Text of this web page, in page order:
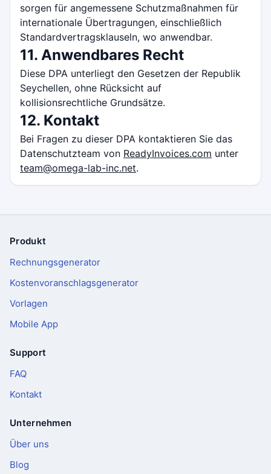
sorgen für angemessene Schutzmaßnahmen für
internationale Übertragungen, einschließlich
Standardvertragsklauseln, wo anwendbar.
11. Anwendbares Recht
Diese DPA unterliegt den Gesetzen der Republik
Seychellen, ohne Rücksicht auf
kollisionsrechtliche Grundsätze.
12. Kontakt
Bei Fragen zu dieser DPA kontaktieren Sie das
Datenschutzteam von ReadyInvoices.com unter
team@omega-lab-inc.net.
Fußzeile
Produkt
Rechnungsgenerator
Kostenvoranschlagsgenerator
Vorlagen
Mobile App
Support
FAQ
Kontakt
Unternehmen
Über uns
Blog